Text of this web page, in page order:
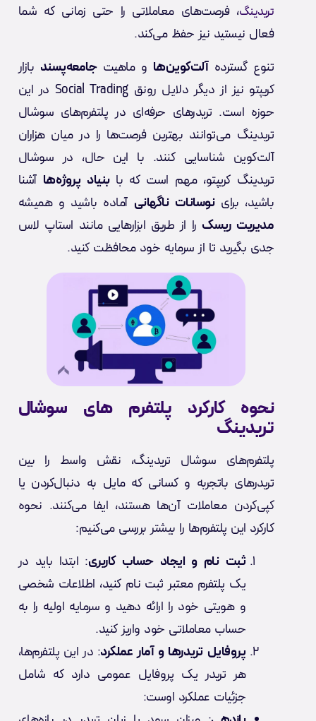
تریدینگ، فرصت‌های معاملاتی را حتی زمانی که شما
فعال نیستید نیز حفظ می‌کند.
تنوع گستردهآلت‌کوین‌ها و ماهیتجامعه‌پسند بازار
کریپتو نیز از دیگر دلایل رونق Social Trading در این
حوزه است. تریدرهای حرفه‌ای در پلتفرم‌های سوشال
تریدینگ می‌توانند بهترین فرصت‌ها را در میان هزاران
آلت‌کوین شناسایی کنند. با این حال، در سوشال
تریدینگ کریپتو، مهم است که بابنیاد پروژه‌ها آشنا
باشید، براینوسانات ناگهانی آماده باشید و همیشه
مدیریت ریسک را از طریق ابزارهایی مانند استاپ لاس
جدی بگیرید تا از سرمایه خود محافظت کنید.
نحوه کارکرد پلتفرم های سوشال
تریدینگ
پلتفرم‌های سوشال تریدینگ، نقش واسط را بین
تریدرهای باتجربه و کسانی که مایل به دنبال‌کردن یا
کپی‌کردن معاملات آن‌ها هستند، ایفا می‌کنند. نحوه
کارکرد این پلتفرم‌ها را بیشتر بررسی می‌کنیم:
ثبت نام و ایجاد حساب کاربری: ابتدا باید در
یک پلتفرم معتبر ثبت نام کنید، اطلاعات شخصی
و هویتی خود را ارائه دهید و سرمایه اولیه را به
حساب معاملاتی خود واریز کنید.
پروفایل تریدرها و آمار عملکرد: در این پلتفرم‌ها،
هر تریدر یک پروفایل عمومی دارد که شامل
جزئیات عملکرد اوست: